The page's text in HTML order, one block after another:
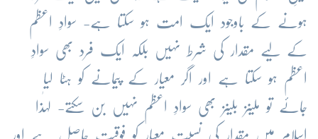
ہونے کے باوجود ایک امت ہو سکتا ہے- سوادِ اعظم
کے لیے مقدار کی شرط نہیں بلکہ ایک فرد بھی سوادِ
اعظم ہو سکتا ہے اور اگر معیار کے پیمانے کو ہٹا لیا
جائے تو ملینز بلینز بھی سوادِ اعظم نہیں بن سکتے- لہٰذا
اسلام میں مقدار کی نسبت معیار کو فوقیت حاصل ہے اور